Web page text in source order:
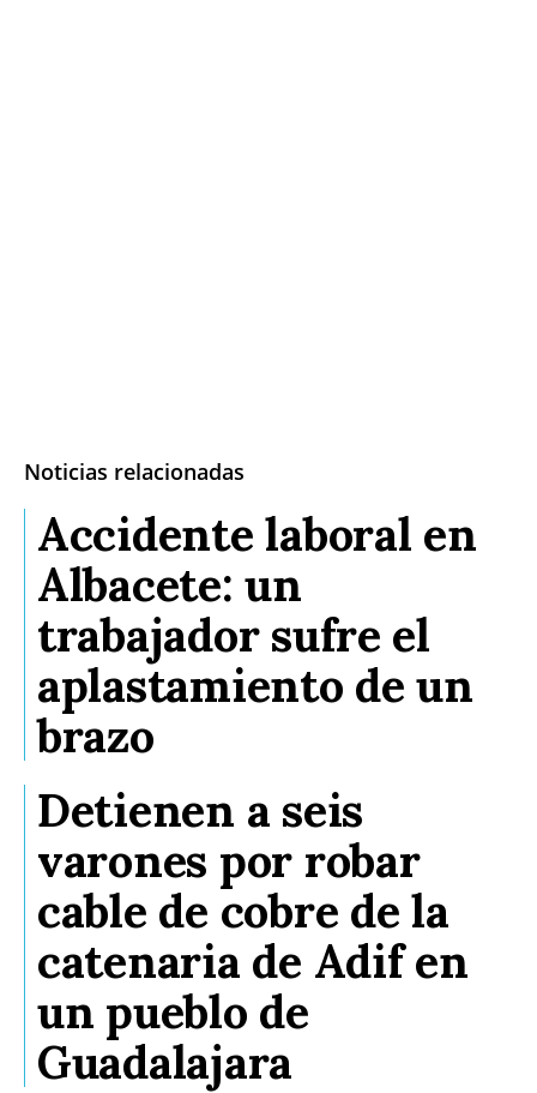
Noticias relacionadas
Accidente laboral en
Albacete: un
trabajador sufre el
aplastamiento de un
brazo
Detienen a seis
varones por robar
cable de cobre de la
catenaria de Adif en
un pueblo de
Guadalajara